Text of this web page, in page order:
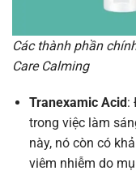
Các thành phần
Care Calming
Tranexamic Acid :
trong việc làm
này, nó còn có
viêm nhiễm do